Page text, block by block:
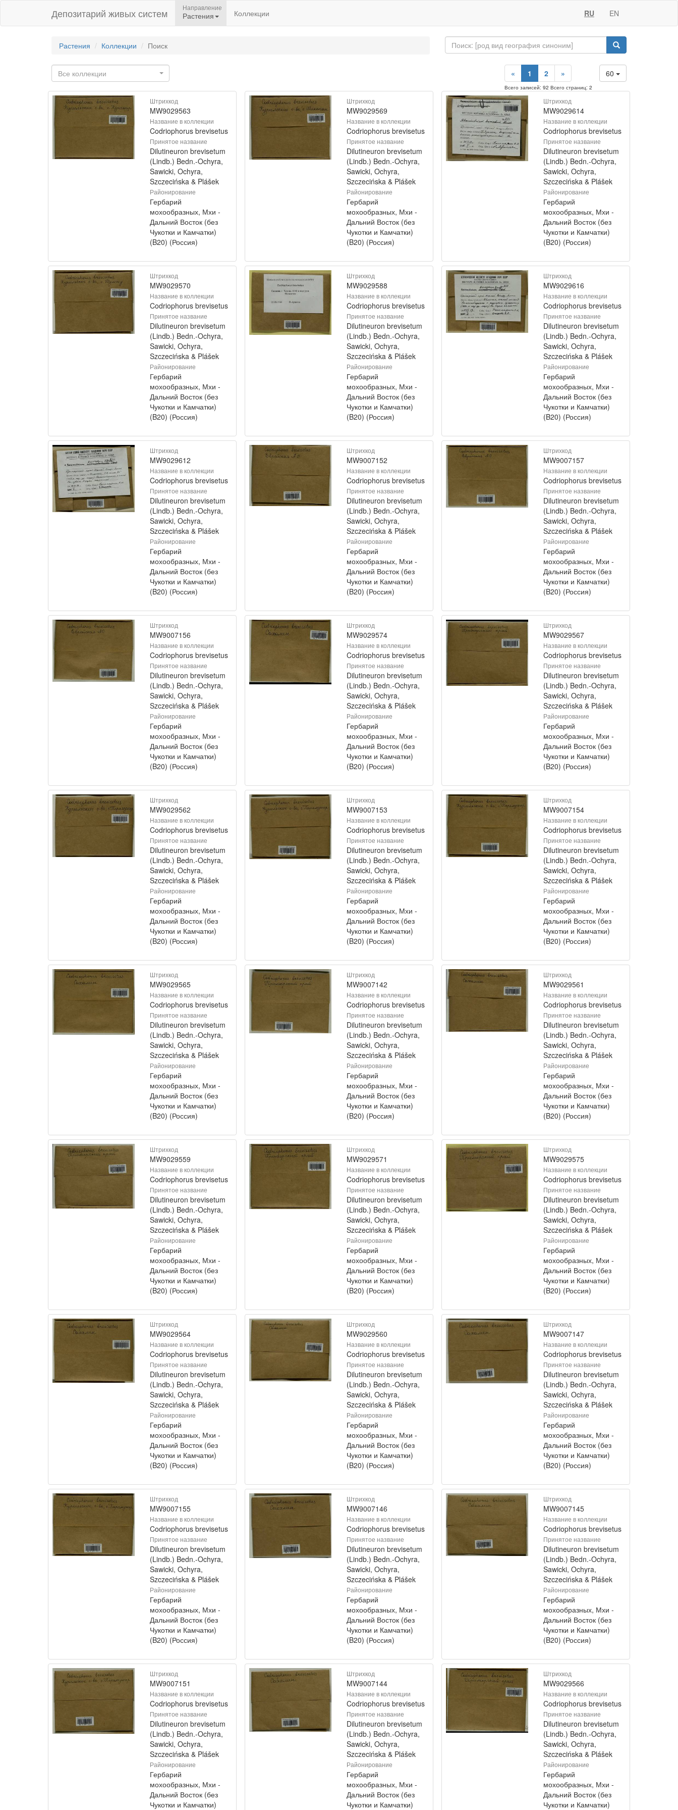
Депозитарий живых систем Направление
Растения Коллекции RU EN
Растения Коллекции Поиск
Все коллекции 60
« 1 2 »
Всего записей: 92 Всего страниц: 2
Штрихкод
MW9029563
Название в коллекции
Codriophorus brevisetus
Принятое название
Dilutineuron brevisetum
(Lindb.) Bedn.-Ochyra,
Sawicki, Ochyra,
Szczecińska & Plášek
Районирование
Гербарий
мохообразных, Мхи -
Дальний Восток (без
Чукотки и Камчатки)
(B20) (Россия)
Штрихкод
MW9029569
Название в коллекции
Codriophorus brevisetus
Принятое название
Dilutineuron brevisetum
(Lindb.) Bedn.-Ochyra,
Sawicki, Ochyra,
Szczecińska & Plášek
Районирование
Гербарий
мохообразных, Мхи -
Дальний Восток (без
Чукотки и Камчатки)
(B20) (Россия)
Штрихкод
MW9029614
Название в коллекции
Codriophorus brevisetus
Принятое название
Dilutineuron brevisetum
(Lindb.) Bedn.-Ochyra,
Sawicki, Ochyra,
Szczecińska & Plášek
Районирование
Гербарий
мохообразных, Мхи -
Дальний Восток (без
Чукотки и Камчатки)
(B20) (Россия)
Штрихкод
MW9029570
Название в коллекции
Codriophorus brevisetus
Принятое название
Dilutineuron brevisetum
(Lindb.) Bedn.-Ochyra,
Sawicki, Ochyra,
Szczecińska & Plášek
Районирование
Гербарий
мохообразных, Мхи -
Дальний Восток (без
Чукотки и Камчатки)
(B20) (Россия)
Штрихкод
MW9029588
Название в коллекции
Codriophorus brevisetus
Принятое название
Dilutineuron brevisetum
(Lindb.) Bedn.-Ochyra,
Sawicki, Ochyra,
Szczecińska & Plášek
Районирование
Гербарий
мохообразных, Мхи -
Дальний Восток (без
Чукотки и Камчатки)
(B20) (Россия)
Штрихкод
MW9029616
Название в коллекции
Codriophorus brevisetus
Принятое название
Dilutineuron brevisetum
(Lindb.) Bedn.-Ochyra,
Sawicki, Ochyra,
Szczecińska & Plášek
Районирование
Гербарий
мохообразных, Мхи -
Дальний Восток (без
Чукотки и Камчатки)
(B20) (Россия)
Штрихкод
MW9029612
Название в коллекции
Codriophorus brevisetus
Принятое название
Dilutineuron brevisetum
(Lindb.) Bedn.-Ochyra,
Sawicki, Ochyra,
Szczecińska & Plášek
Районирование
Гербарий
мохообразных, Мхи -
Дальний Восток (без
Чукотки и Камчатки)
(B20) (Россия)
Штрихкод
MW9007152
Название в коллекции
Codriophorus brevisetus
Принятое название
Dilutineuron brevisetum
(Lindb.) Bedn.-Ochyra,
Sawicki, Ochyra,
Szczecińska & Plášek
Районирование
Гербарий
мохообразных, Мхи -
Дальний Восток (без
Чукотки и Камчатки)
(B20) (Россия)
Штрихкод
MW9007157
Название в коллекции
Codriophorus brevisetus
Принятое название
Dilutineuron brevisetum
(Lindb.) Bedn.-Ochyra,
Sawicki, Ochyra,
Szczecińska & Plášek
Районирование
Гербарий
мохообразных, Мхи -
Дальний Восток (без
Чукотки и Камчатки)
(B20) (Россия)
Штрихкод
MW9007156
Название в коллекции
Codriophorus brevisetus
Принятое название
Dilutineuron brevisetum
(Lindb.) Bedn.-Ochyra,
Sawicki, Ochyra,
Szczecińska & Plášek
Районирование
Гербарий
мохообразных, Мхи -
Дальний Восток (без
Чукотки и Камчатки)
(B20) (Россия)
Штрихкод
MW9029574
Название в коллекции
Codriophorus brevisetus
Принятое название
Dilutineuron brevisetum
(Lindb.) Bedn.-Ochyra,
Sawicki, Ochyra,
Szczecińska & Plášek
Районирование
Гербарий
мохообразных, Мхи -
Дальний Восток (без
Чукотки и Камчатки)
(B20) (Россия)
Штрихкод
MW9029567
Название в коллекции
Codriophorus brevisetus
Принятое название
Dilutineuron brevisetum
(Lindb.) Bedn.-Ochyra,
Sawicki, Ochyra,
Szczecińska & Plášek
Районирование
Гербарий
мохообразных, Мхи -
Дальний Восток (без
Чукотки и Камчатки)
(B20) (Россия)
Штрихкод
MW9029562
Название в коллекции
Codriophorus brevisetus
Принятое название
Dilutineuron brevisetum
(Lindb.) Bedn.-Ochyra,
Sawicki, Ochyra,
Szczecińska & Plášek
Районирование
Гербарий
мохообразных, Мхи -
Дальний Восток (без
Чукотки и Камчатки)
(B20) (Россия)
Штрихкод
MW9007153
Название в коллекции
Codriophorus brevisetus
Принятое название
Dilutineuron brevisetum
(Lindb.) Bedn.-Ochyra,
Sawicki, Ochyra,
Szczecińska & Plášek
Районирование
Гербарий
мохообразных, Мхи -
Дальний Восток (без
Чукотки и Камчатки)
(B20) (Россия)
Штрихкод
MW9007154
Название в коллекции
Codriophorus brevisetus
Принятое название
Dilutineuron brevisetum
(Lindb.) Bedn.-Ochyra,
Sawicki, Ochyra,
Szczecińska & Plášek
Районирование
Гербарий
мохообразных, Мхи -
Дальний Восток (без
Чукотки и Камчатки)
(B20) (Россия)
Штрихкод
MW9029565
Название в коллекции
Codriophorus brevisetus
Принятое название
Dilutineuron brevisetum
(Lindb.) Bedn.-Ochyra,
Sawicki, Ochyra,
Szczecińska & Plášek
Районирование
Гербарий
мохообразных, Мхи -
Дальний Восток (без
Чукотки и Камчатки)
(B20) (Россия)
Штрихкод
MW9007142
Название в коллекции
Codriophorus brevisetus
Принятое название
Dilutineuron brevisetum
(Lindb.) Bedn.-Ochyra,
Sawicki, Ochyra,
Szczecińska & Plášek
Районирование
Гербарий
мохообразных, Мхи -
Дальний Восток (без
Чукотки и Камчатки)
(B20) (Россия)
Штрихкод
MW9029561
Название в коллекции
Codriophorus brevisetus
Принятое название
Dilutineuron brevisetum
(Lindb.) Bedn.-Ochyra,
Sawicki, Ochyra,
Szczecińska & Plášek
Районирование
Гербарий
мохообразных, Мхи -
Дальний Восток (без
Чукотки и Камчатки)
(B20) (Россия)
Штрихкод
MW9029559
Название в коллекции
Codriophorus brevisetus
Принятое название
Dilutineuron brevisetum
(Lindb.) Bedn.-Ochyra,
Sawicki, Ochyra,
Szczecińska & Plášek
Районирование
Гербарий
мохообразных, Мхи -
Дальний Восток (без
Чукотки и Камчатки)
(B20) (Россия)
Штрихкод
MW9029571
Название в коллекции
Codriophorus brevisetus
Принятое название
Dilutineuron brevisetum
(Lindb.) Bedn.-Ochyra,
Sawicki, Ochyra,
Szczecińska & Plášek
Районирование
Гербарий
мохообразных, Мхи -
Дальний Восток (без
Чукотки и Камчатки)
(B20) (Россия)
Штрихкод
MW9029575
Название в коллекции
Codriophorus brevisetus
Принятое название
Dilutineuron brevisetum
(Lindb.) Bedn.-Ochyra,
Sawicki, Ochyra,
Szczecińska & Plášek
Районирование
Гербарий
мохообразных, Мхи -
Дальний Восток (без
Чукотки и Камчатки)
(B20) (Россия)
Штрихкод
MW9029564
Название в коллекции
Codriophorus brevisetus
Принятое название
Dilutineuron brevisetum
(Lindb.) Bedn.-Ochyra,
Sawicki, Ochyra,
Szczecińska & Plášek
Районирование
Гербарий
мохообразных, Мхи -
Дальний Восток (без
Чукотки и Камчатки)
(B20) (Россия)
Штрихкод
MW9029560
Название в коллекции
Codriophorus brevisetus
Принятое название
Dilutineuron brevisetum
(Lindb.) Bedn.-Ochyra,
Sawicki, Ochyra,
Szczecińska & Plášek
Районирование
Гербарий
мохообразных, Мхи -
Дальний Восток (без
Чукотки и Камчатки)
(B20) (Россия)
Штрихкод
MW9007147
Название в коллекции
Codriophorus brevisetus
Принятое название
Dilutineuron brevisetum
(Lindb.) Bedn.-Ochyra,
Sawicki, Ochyra,
Szczecińska & Plášek
Районирование
Гербарий
мохообразных, Мхи -
Дальний Восток (без
Чукотки и Камчатки)
(B20) (Россия)
Штрихкод
MW9007155
Название в коллекции
Codriophorus brevisetus
Принятое название
Dilutineuron brevisetum
(Lindb.) Bedn.-Ochyra,
Sawicki, Ochyra,
Szczecińska & Plášek
Районирование
Гербарий
мохообразных, Мхи -
Дальний Восток (без
Чукотки и Камчатки)
(B20) (Россия)
Штрихкод
MW9007146
Название в коллекции
Codriophorus brevisetus
Принятое название
Dilutineuron brevisetum
(Lindb.) Bedn.-Ochyra,
Sawicki, Ochyra,
Szczecińska & Plášek
Районирование
Гербарий
мохообразных, Мхи -
Дальний Восток (без
Чукотки и Камчатки)
(B20) (Россия)
Штрихкод
MW9007145
Название в коллекции
Codriophorus brevisetus
Принятое название
Dilutineuron brevisetum
(Lindb.) Bedn.-Ochyra,
Sawicki, Ochyra,
Szczecińska & Plášek
Районирование
Гербарий
мохообразных, Мхи -
Дальний Восток (без
Чукотки и Камчатки)
(B20) (Россия)
Штрихкод
MW9007151
Название в коллекции
Codriophorus brevisetus
Принятое название
Dilutineuron brevisetum
(Lindb.) Bedn.-Ochyra,
Sawicki, Ochyra,
Szczecińska & Plášek
Районирование
Гербарий
мохообразных, Мхи -
Дальний Восток (без
Чукотки и Камчатки)
Штрихкод
MW9007144
Название в коллекции
Codriophorus brevisetus
Принятое название
Dilutineuron brevisetum
(Lindb.) Bedn.-Ochyra,
Sawicki, Ochyra,
Szczecińska & Plášek
Районирование
Гербарий
мохообразных, Мхи -
Дальний Восток (без
Чукотки и Камчатки)
Штрихкод
MW9029566
Название в коллекции
Codriophorus brevisetus
Принятое название
Dilutineuron brevisetum
(Lindb.) Bedn.-Ochyra,
Sawicki, Ochyra,
Szczecińska & Plášek
Районирование
Гербарий
мохообразных, Мхи -
Дальний Восток (без
Чукотки и Камчатки)